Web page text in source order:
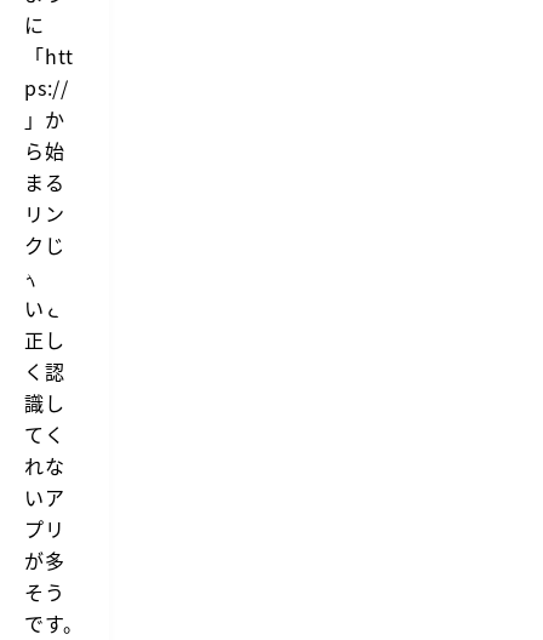
に
「htt
ps://
」か
ら始
まる
リン
クじ
ゃな
いと
正し
く認
識し
てく
れな
いア
プリ
が多
そう
です。